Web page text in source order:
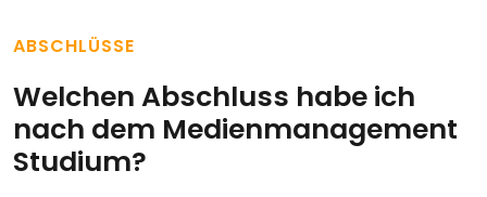
ABSCHLÜSSE
Welchen Abschluss habe ich
nach dem Medienmanagement
Studium?